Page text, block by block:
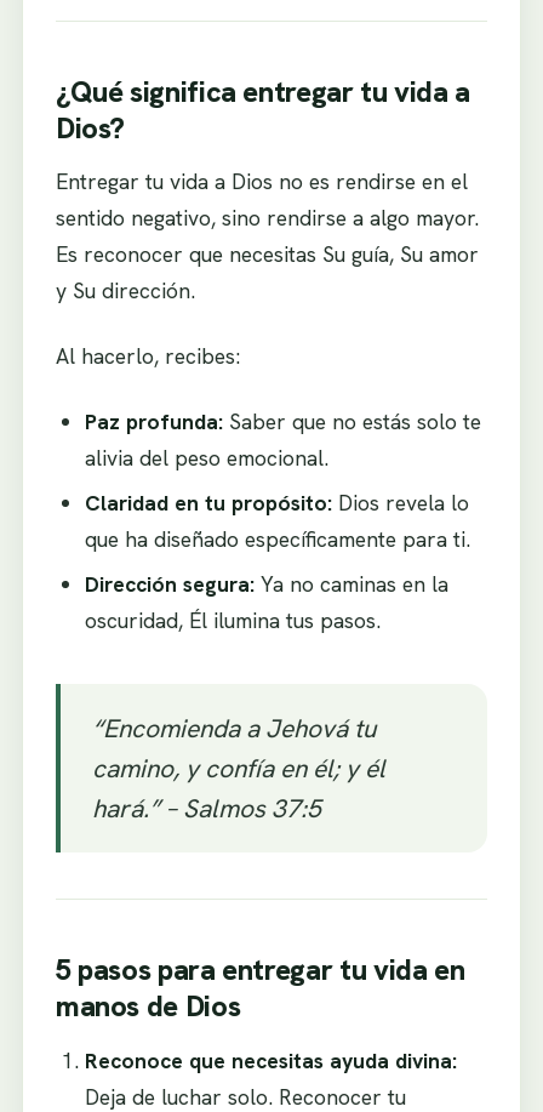
¿Qué significa entregar tu vida a
Dios?
Entregar tu vida a Dios no es rendirse en el
sentido negativo, sino rendirse a algo mayor.
Es reconocer que necesitas Su guía, Su amor
y Su dirección.
Al hacerlo, recibes:
Paz profunda: Saber que no estás solo te
alivia del peso emocional.
Claridad en tu propósito: Dios revela lo
que ha diseñado específicamente para ti.
Dirección segura: Ya no caminas en la
oscuridad, Él ilumina tus pasos.
“Encomienda a Jehová tu
camino, y confía en él; y él
hará.” – Salmos 37:5
5 pasos para entregar tu vida en
manos de Dios
Reconoce que necesitas ayuda divina:
Deja de luchar solo. Reconocer tu